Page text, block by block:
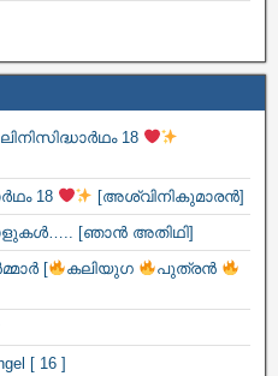
18
18
[അശ്വിനികുമാരൻ]
[ഞാൻ അതിഥി]
[ കലിയുഗ
പുത്രൻ
[ 16 ]